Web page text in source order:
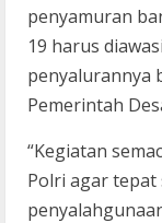
penyamuran
19 harus
penyalurannya
Pemerintah
“Kegiatan
Polri agar tepat